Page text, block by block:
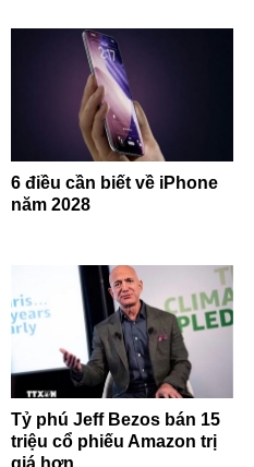
6 điều cần biết về iPhone
năm 2028
Tỷ phú Jeff Bezos bán 15
triệu cổ phiếu Amazon trị